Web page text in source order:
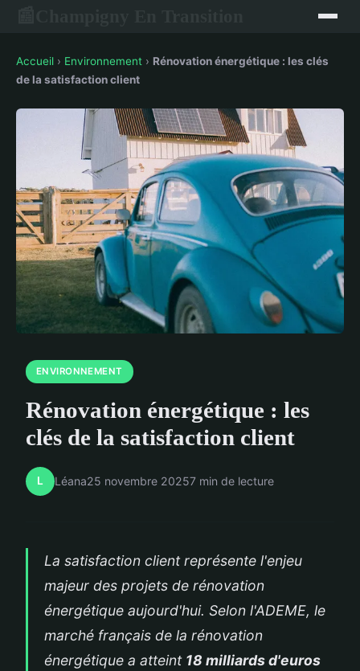
Accueil › Environnement › Rénovation énergétique : les clés
de la satisfaction client
ENVIRONNEMENT
Rénovation énergétique : les
clés de la satisfaction client
L Léana25 novembre 20257 min de lecture
La satisfaction client représente l'enjeu
majeur des projets de rénovation
énergétique aujourd'hui. Selon l'ADEME, le
marché français de la rénovation
énergétique a atteint 18 milliards d'euros